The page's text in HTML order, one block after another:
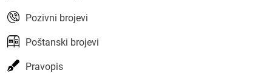
Pozivni brojevi
Poštanski brojevi
Pravopis